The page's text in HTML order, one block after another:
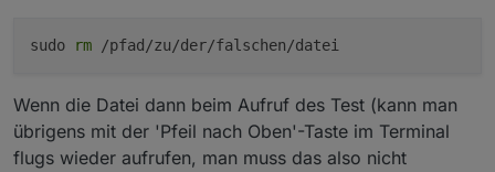
sudo rm /pfad/zu/der/falschen/datei
Wenn die Datei dann beim Aufruf des Test (kann man
übrigens mit der 'Pfeil nach Oben'-Taste im Terminal
flugs wieder aufrufen, man muss das also nicht